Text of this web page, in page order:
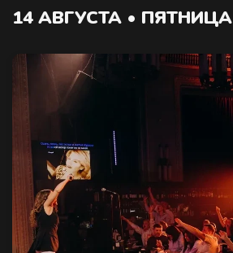
14 АВГУСТА • ПЯТНИЦА